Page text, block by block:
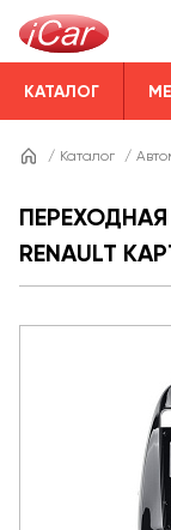
КАТАЛОГ
/ Каталог /
ПЕРЕХОДНАЯ
RENAULT